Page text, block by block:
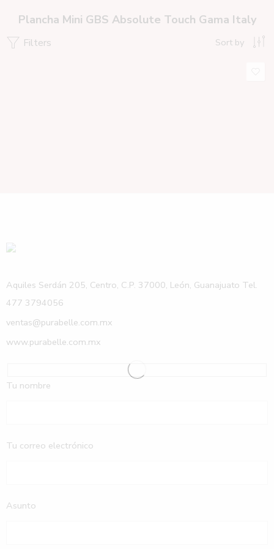
Plancha Mini GBS Absolute Touch Gama Italy
Filters Sort by
Aquiles Serdán 205, Centro, C.P. 37000, León, Guanajuato Tel.
477 3794056
ventas@purabelle.com.mx
www.purabelle.com.mx
Tu nombre
Tu correo electrónico
Asunto